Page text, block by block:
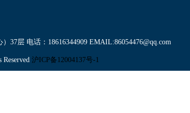
37层 电话：18616344909 EMAIL:86054476@qq.com
沪ICP备12004137号-1